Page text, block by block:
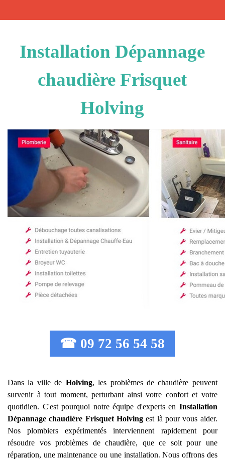
Installation Dépannage
chaudière Frisquet
Holving
☎ 09 72 56 54 58
Dans la ville de Holving, les problèmes de chaudière peuvent
survenir à tout moment, perturbant ainsi votre confort et votre
quotidien. C'est pourquoi notre équipe d'experts en Installation
Dépannage chaudière Frisquet Holving est là pour vous aider.
Nos plombiers expérimentés interviennent rapidement pour
résoudre vos problèmes de chaudière, que ce soit pour une
réparation, une maintenance ou une installation. Nous offrons des